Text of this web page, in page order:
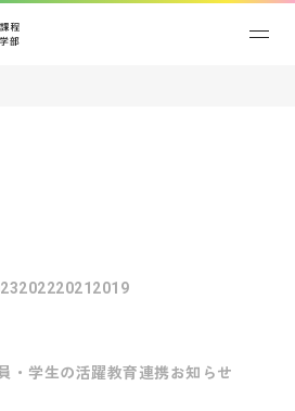
20222021 2019
・学生の活躍教育連携お知らせ